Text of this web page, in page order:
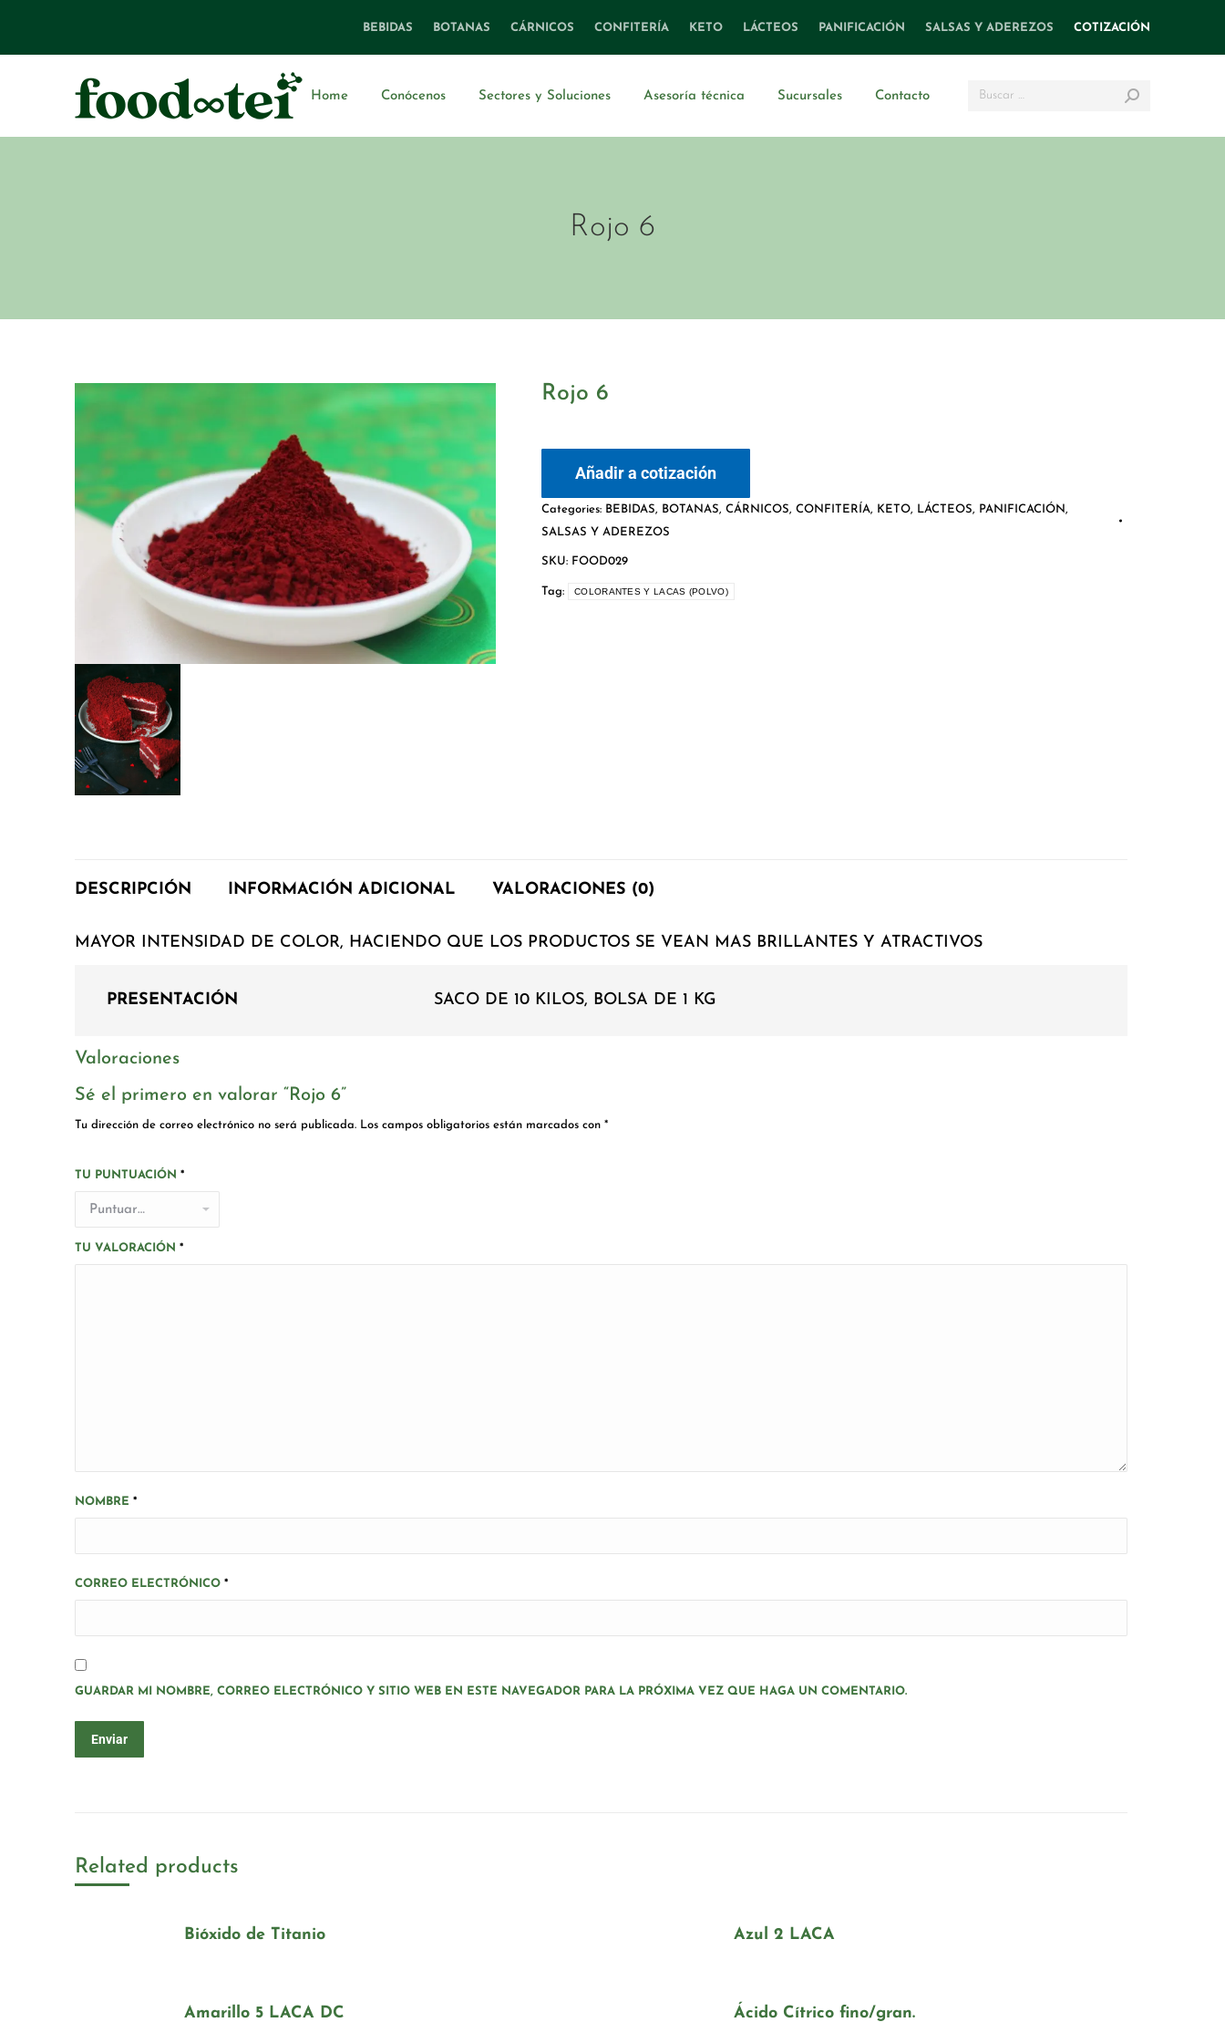
BEBIDAS BOTANAS CÁRNICOS CONFITERÍA KETO LÁCTEOS PANIFICACIÓN SALSAS Y ADEREZOS COTIZACIÓN
Home Conócenos Sectores y Soluciones Asesoría técnica Sucursales Contacto Search:
Rojo 6
Rojo 6
Añadir a cotización
Categories: BEBIDAS, BOTANAS, CÁRNICOS, CONFITERÍA, KETO, LÁCTEOS, PANIFICACIÓN,
SALSAS Y ADEREZOS
SKU: FOOD029
Tag: COLORANTES Y LACAS (POLVO)
DESCRIPCIÓN INFORMACIÓN ADICIONAL VALORACIONES (0)
MAYOR INTENSIDAD DE COLOR, HACIENDO QUE LOS PRODUCTOS SE VEAN MAS BRILLANTES Y ATRACTIVOS
PRESENTACIÓN SACO DE 10 KILOS, BOLSA DE 1 KG
Valoraciones
Sé el primero en valorar “Rojo 6”
Tu dirección de correo electrónico no será publicada. Los campos obligatorios están marcados con *
TU PUNTUACIÓN *
TU VALORACIÓN *
NOMBRE *
CORREO ELECTRÓNICO *
GUARDAR MI NOMBRE, CORREO ELECTRÓNICO Y SITIO WEB EN ESTE NAVEGADOR PARA LA PRÓXIMA VEZ QUE HAGA UN COMENTARIO.
Related products
Bióxido de Titanio Azul 2 LACA
Amarillo 5 LACA DC Ácido Cítrico fino/gran.